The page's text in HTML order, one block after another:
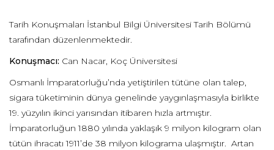
Tarih Konuşmaları İstanbul Bilgi Üniversitesi Tarih Bölümü
tarafından düzenlenmektedir.
Konuşmacı: Can Nacar, Koç Üniversitesi
Osmanlı İmparatorluğu’nda yetiştirilen tütüne olan talep,
sigara tüketiminin dünya genelinde yaygınlaşmasıyla birlikte
19. yüzyılın ikinci yarısından itibaren hızla artmıştır.
İmparatorluğun 1880 yılında yaklaşık 9 milyon kilogram olan
tütün ihracatı 1911’de 38 milyon kilograma ulaşmıştır. Artan